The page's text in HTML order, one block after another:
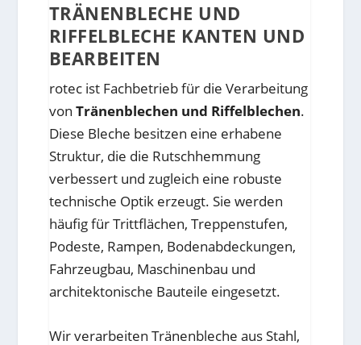
TRÄNENBLECHE UND
RIFFELBLECHE KANTEN UND
BEARBEITEN
rotec ist Fachbetrieb für die Verarbeitung
von Tränenblechen und Riffelblechen.
Diese Bleche besitzen eine erhabene
Struktur, die die Rutschhemmung
verbessert und zugleich eine robuste
technische Optik erzeugt. Sie werden
häufig für Trittflächen, Treppenstufen,
Podeste, Rampen, Bodenabdeckungen,
Fahrzeugbau, Maschinenbau und
architektonische Bauteile eingesetzt.
Wir verarbeiten Tränenbleche aus Stahl,